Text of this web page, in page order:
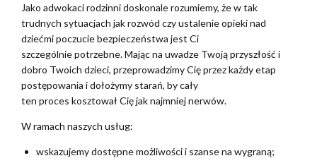
Jako adwokaci rodzinni doskonale rozumiemy, że w tak
trudnych sytuacjach jak rozwód czy ustalenie opieki nad
dziećmi poczucie bezpieczeństwa jest Ci
szczególnie potrzebne. Mając na uwadze Twoją przyszłość i
dobro Twoich dzieci, przeprowadzimy Cię przez każdy etap
postępowania i dołożymy starań, by cały
ten proces kosztował Cię jak najmniej nerwów.
W ramach naszych usług:
wskazujemy dostępne możliwości i szanse na wygraną;